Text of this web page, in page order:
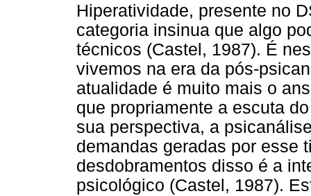
Hiperatividade, presente no
categoria insinua que algo
técnicos (Castel, 1987). É
vivemos na era da pós-
atualidade é muito mais o
que propriamente a escuta
sua perspectiva, a
demandas geradas por esse
desdobramentos disso é a
psicológico (Castel, 1987).